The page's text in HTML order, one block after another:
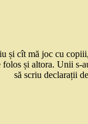
și cît mă joc cu
și altora. Unii s-
să scriu declarații